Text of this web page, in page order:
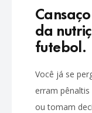
da
futebol.
Você já se
erram
ou tomam